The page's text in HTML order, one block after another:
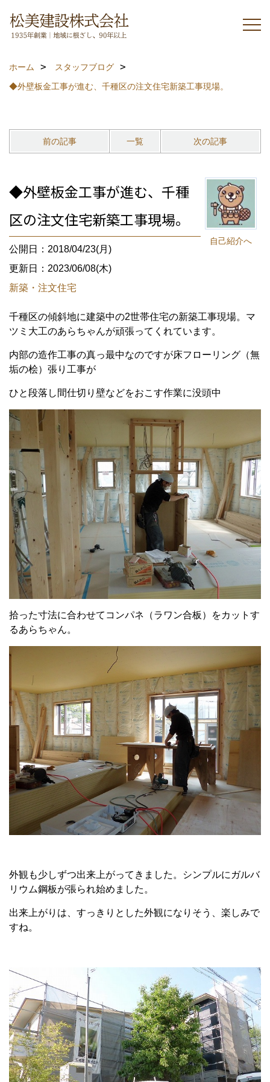
ホーム
スタッフブログ
◆外壁板金工事が進む、千種区の注文住宅新築工事現場。
前の記事 一覧 次の記事
自己紹介へ
◆外壁板金工事が進む、千種
区の注文住宅新築工事現場。
公開日：2018/04/23(月)
更新日：2023/06/08(木)
新築・注文住宅
千種区の傾斜地に建築中の2世帯住宅の新築工事現場。マ
ツミ大工のあらちゃんが頑張ってくれています。
内部の造作工事の真っ最中なのですが床フローリング（無
垢の桧）張り工事が
ひと段落し間仕切り壁などをおこす作業に没頭中
拾った寸法に合わせてコンパネ（ラワン合板）をカットす
るあらちゃん。
外観も少しずつ出来上がってきました。シンプルにガルバ
リウム鋼板が張られ始めました。
出来上がりは、すっきりとした外観になりそう、楽しみで
すね。